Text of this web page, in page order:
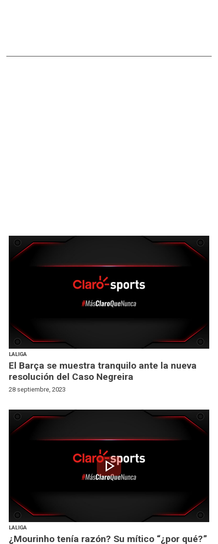
LALIGA
El Barça se muestra tranquilo ante la nueva
resolución del Caso Negreira
28 septiembre, 2023
play_arrow
LALIGA
¿Mourinho tenía razón? Su mítico “¿por qué?”